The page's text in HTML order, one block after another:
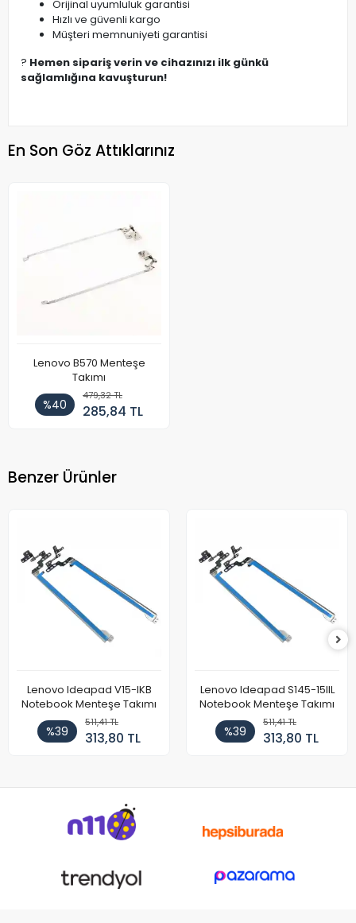
Orijinal uyumluluk garantisi
Hızlı ve güvenli kargo
Müşteri memnuniyeti garantisi
? Hemen sipariş verin ve cihazınızı ilk günkü
sağlamlığına kavuşturun!
En Son Göz Attıklarınız
Lenovo B570 Menteşe
Takımı
%40
479,32 TL
285,84 TL
Benzer Ürünler
Lenovo Ideapad V15-IKB
Notebook Menteşe Takımı
%39
511,41 TL
313,80 TL
Lenovo Ideapad S145-15IIL
Notebook Menteşe Takımı
%39
511,41 TL
313,80 TL